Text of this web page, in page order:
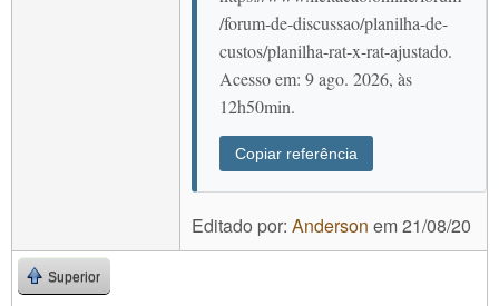
/forum-de-discussao/planilha-de-
custos/planilha-rat-x-rat-ajustado.
Acesso em: 9 ago. 2026, às
12h50min.
Copiar referência
Editado por: Anderson em21/08/20
Superior